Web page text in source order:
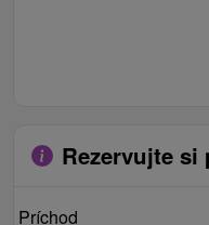
Rezervujte si
Príchod